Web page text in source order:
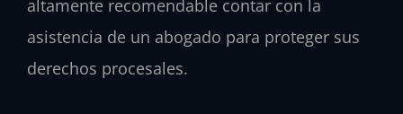
altamente recomendable contar con la
asistencia de un abogado para proteger sus
derechos procesales.